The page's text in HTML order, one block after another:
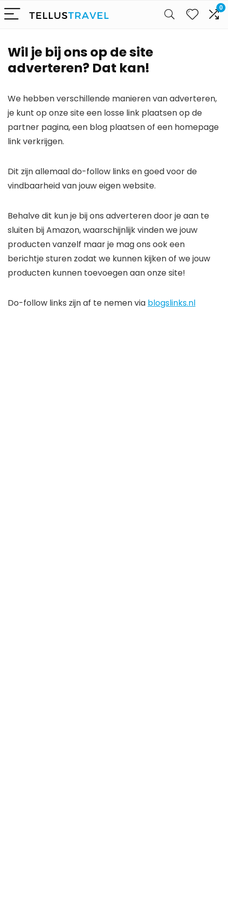
0
Wil je bij ons op de site
adverteren? Dat kan!
We hebben verschillende manieren van adverteren,
je kunt op onze site een losse link plaatsen op de
partner pagina, een blog plaatsen of een homepage
link verkrijgen.
Dit zijn allemaal do-follow links en goed voor de
vindbaarheid van jouw eigen website.
Behalve dit kun je bij ons adverteren door je aan te
sluiten bij Amazon, waarschijnlijk vinden we jouw
producten vanzelf maar je mag ons ook een
berichtje sturen zodat we kunnen kijken of we jouw
producten kunnen toevoegen aan onze site!
Do-follow links zijn af te nemen via blogslinks.nl